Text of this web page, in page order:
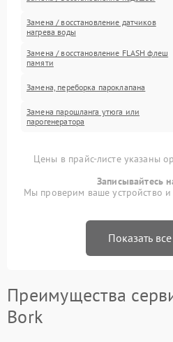
Замена / восстановление датчиков
нагрева воды
Замена / восстановление FLASH флеш
памяти
Замена, переборка пароклапана
Замена парошланга утюга или
парогенератора
Цены в прайс-листе указаны
Записывайтесь
Мы проверим ваше устройство
Показать все
Преимущества
Bork